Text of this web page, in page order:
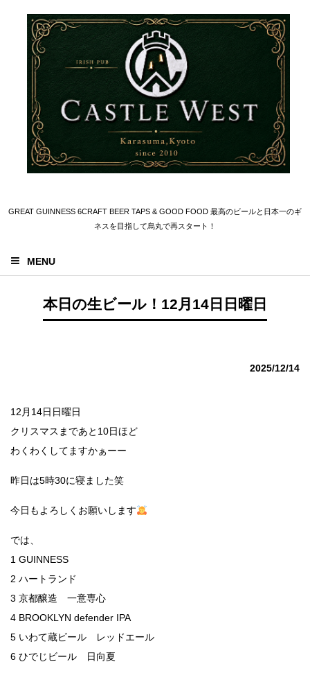
GREAT GUINNESS 6CRAFT BEER TAPS & GOOD FOOD 最高のビールと日本一のギ
ネスを目指して烏丸で再スタート！
MENU
本日の生ビール！12月14日日曜日
2025/12/14
12月14日日曜日
クリスマスまであと10日ほど
わくわくしてますかぁーー
昨日は5時30に寝ました笑
今日もよろしくお願いします
では、
1 GUINNESS
2 ハートランド
3 京都醸造 一意専心
4 BROOKLYN defender IPA
5 いわて蔵ビール レッドエール
6 ひでじビール 日向夏